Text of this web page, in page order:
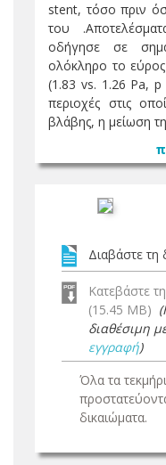
stent, τόσο πριν
του
οδήγησε σε
ολόκληρο το
(1.83 vs. 1.26 Pa,
περιοχές στις
βλάβης, η μείωση
Διαβάστε τη
Κατεβάστε
(15.45 MB)
διαθέσιμη
εγγραφή)
Όλα τα
δικαιώματα.